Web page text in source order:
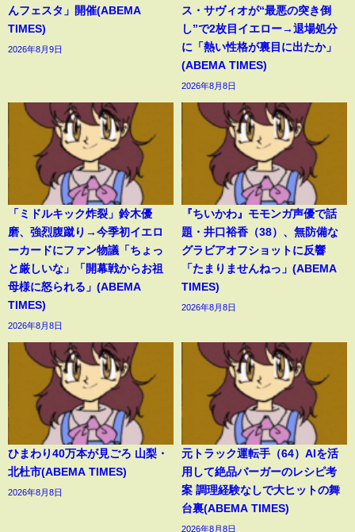
んフェスタ」開催(ABEMA
TIMES)
2026年8月9日
ス・サヴィオが“最悪の突き倒
し”で2枚目イエロー→退場処分
に「熱い性格が裏目に出たか」
(ABEMA TIMES)
2026年8月8日
「ミドルキック炸裂」鈴木優
磨、強烈腹蹴り→今季初イエロ
ーカードにファン物議「ちょっ
と厳しいな」「開幕戦からお祖
母様に怒られる」(ABEMA
TIMES)
2026年8月8日
『ちいかわ』モモンガ声優で話
題・井口裕香（38）、無防備な
グラビアオフショットに反響
「たまりませんねっ」(ABEMA
TIMES)
2026年8月8日
ひまわり40万本が見ごろ 山梨・
北杜市(ABEMA TIMES)
2026年8月8日
元トラック運転手（64）AIを活
用して絶品バーガーのレシピ考
案 調理経験なしで大ヒットの舞
台裏(ABEMA TIMES)
2026年8月8日